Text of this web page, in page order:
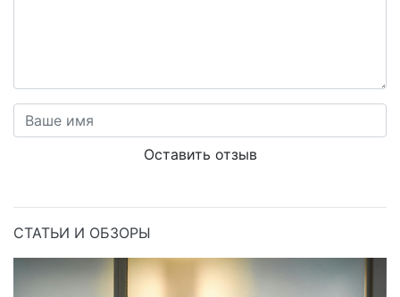
Оставить отзыв
СТАТЬИ И ОБЗОРЫ